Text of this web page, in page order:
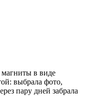
магниты в виде
выбрала фото,
пару дней забрала